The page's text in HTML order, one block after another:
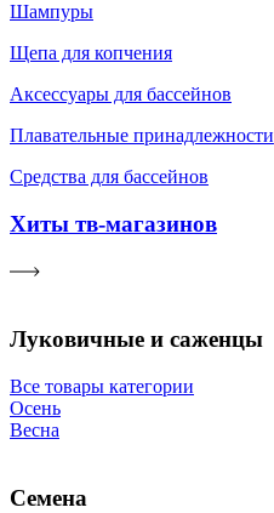
Шампуры
Щепа для копчения
Аксессуары для бассейнов
Плавательные принадлежности
Средства для бассейнов
Хиты тв-магазинов
Луковичные и саженцы
Все товары категории
Осень
Весна
Семена